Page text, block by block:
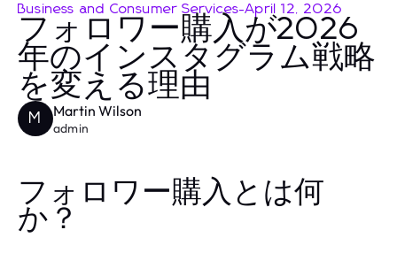
Business and Consumer Services-April 12, 2026
フォロワー購入が2026
年のインスタグラム戦略
を変える理由
M Martin Wilson
admin
フォロワー購入とは何
か？